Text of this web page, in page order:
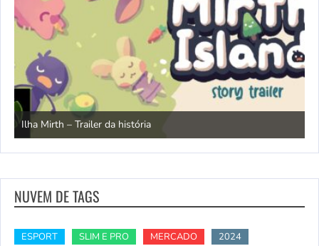
Ilha Mirth – Trailer da história
NUVEM DE TAGS
ESPORT SLIM E PRO MERCADO
2024